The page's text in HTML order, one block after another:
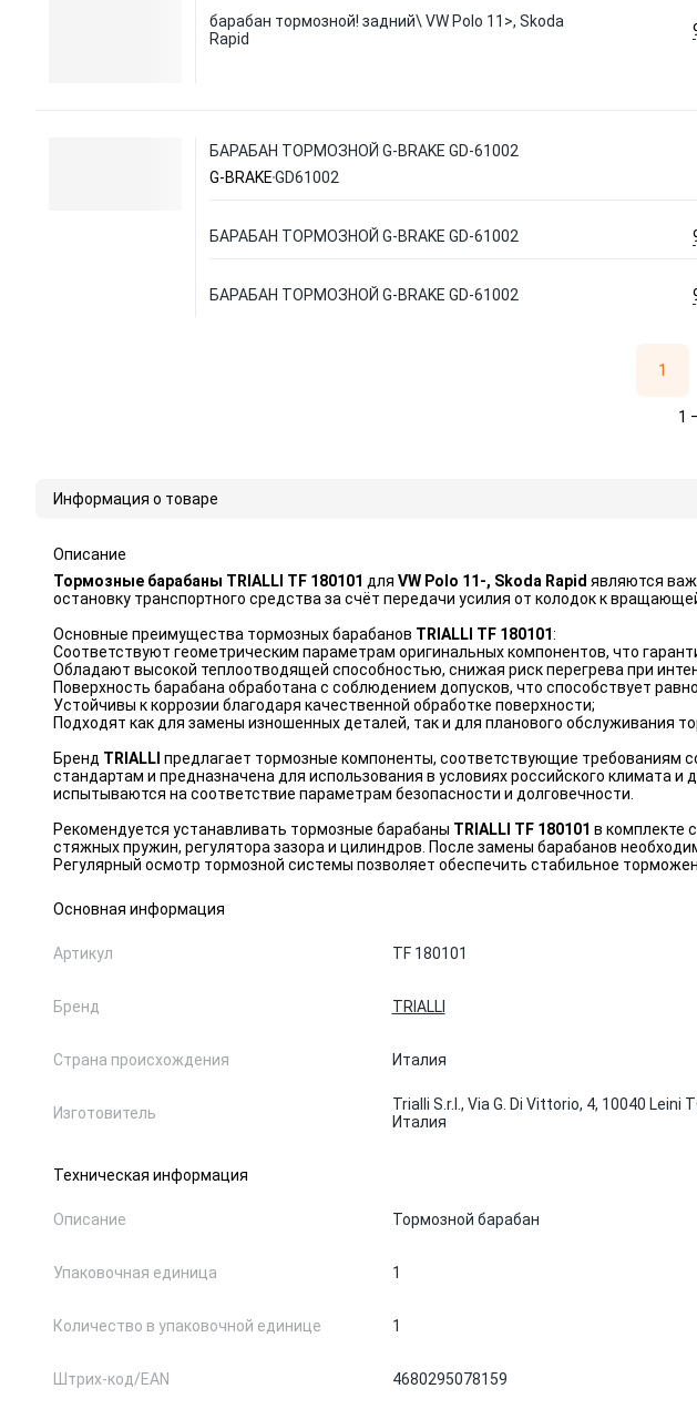
барабан тормозной! задний\ VW Polo 11>, Skoda
Rapid
БАРАБАН ТОРМОЗНОЙ G-BRAKE GD-61002
G-BRAKEGD61002
БАРАБАН ТОРМОЗНОЙ G-BRAKE GD-61002
БАРАБАН ТОРМОЗНОЙ G-BRAKE GD-61002
1
1
Информация о товаре
Описание
Тормозные барабаны TRIALLI TF 180101 для VW Polo 11-, Skoda Rapid являются
остановку транспортного средства за счёт передачи усилия от колодок к
Основные преимущества тормозных барабанов TRIALLI TF 180101:
Соответствуют геометрическим параметрам оригинальных компонентов, что
Обладают высокой теплоотводящей способностью, снижая риск перегрева при
Поверхность барабана обработана с соблюдением допусков, что способствует
Устойчивы к коррозии благодаря качественной обработке поверхности;
Подходят как для замены изношенных деталей, так и для планового обслуживания
Бренд TRIALLI предлагает тормозные компоненты, соответствующие требованиям
стандартам и предназначена для использования в условиях российского климата
испытываются на соответствие параметрам безопасности и долговечности.
Рекомендуется устанавливать тормозные барабаны TRIALLI TF 180101 в комплекте
стяжных пружин, регулятора зазора и цилиндров. После замены барабанов
Регулярный осмотр тормозной системы позволяет обеспечить стабильное
Основная информация
Артикул TF 180101
Бренд TRIALLI
Страна происхождения Италия
Изготовитель
Trialli S.r.l., Via G. Di Vittorio, 4, 10040 Leini
Италия
Техническая информация
Описание Тормозной барабан
Упаковочная единица 1
Количество в упаковочной единице 1
Штрих-код/EAN 4680295078159